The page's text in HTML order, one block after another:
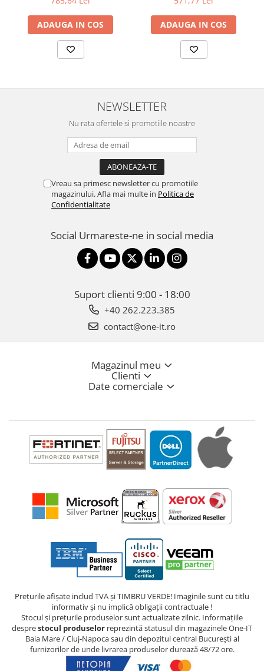
ADAUGA IN COS ADAUGA IN COS
NEWSLETTER
Nu rata ofertele si promotiile noastre
Vreau sa primesc newsletter cu promotiile
magazinului. Afla mai multe in Politica de
Confidentialitate
Social Urmareste-ne in social media
Suport clienti 9:00 - 18:00
+40 262.223.385
contact@one-it.ro
Magazinul meu
Clienti
Date comerciale
Prețurile afișate includ TVA și TIMBRU VERDE! Imaginile sunt cu titlu
informativ și nu implică obligații contractuale !
Stocul și prețurile produselor sunt actualizate zilnic. Informațiile
desprestocul produselor reprezintă statusul din magazinele One-IT
Baia Mare / Cluj-Napoca sau din depozitul central București al
furnizorilor de unde livrarea produselor durează 48/72 ore.